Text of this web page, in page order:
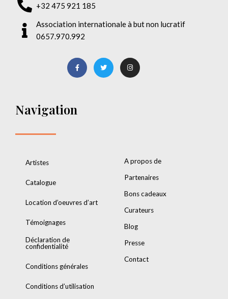
+32 475 921 185
Association internationale à but non lucratif
0657.970.992
Navigation
Artistes
Catalogue
Location d’oeuvres d’art
Témoignages
Déclaration de
confidentialité
Conditions générales
Conditions d’utilisation
A propos de
Partenaires
Bons cadeaux
Curateurs
Blog
Presse
Contact